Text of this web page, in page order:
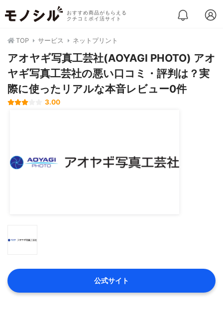
おすすめ商品がもらえる
クチコミポイ活サイト
TOP サービス ネットプリント
アオヤギ写真工芸社(AOYAGI PHOTO) アオ
ヤギ写真工芸社の悪い口コミ・評判は？実
際に使ったリアルな本音レビュー0件
3.00
公式サイト